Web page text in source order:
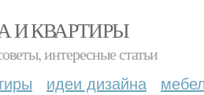
И КВАРТИРЫ
интересные статьи
идеи дизайна